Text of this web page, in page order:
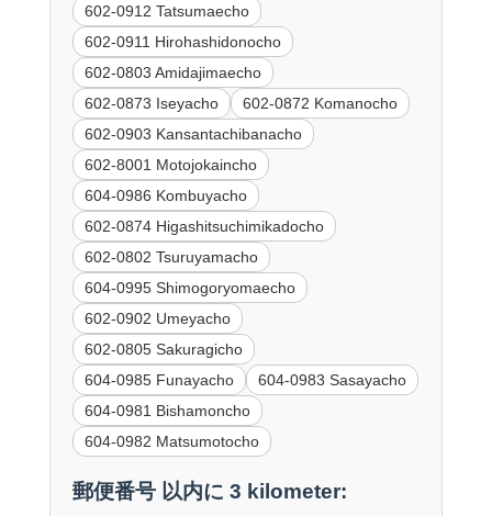
602-0912 Tatsumaecho
602-0911 Hirohashidonocho
602-0803 Amidajimaecho
602-0873 Iseyacho
602-0872 Komanocho
602-0903 Kansantachibanacho
602-8001 Motojokaincho
604-0986 Kombuyacho
602-0874 Higashitsuchimikadocho
602-0802 Tsuruyamacho
604-0995 Shimogoryomaecho
602-0902 Umeyacho
602-0805 Sakuragicho
604-0985 Funayacho
604-0983 Sasayacho
604-0981 Bishamoncho
604-0982 Matsumotocho
郵便番号 以内に 3 kilometer: